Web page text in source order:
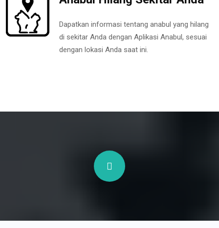
Dapatkan informasi tentang anabul yang hilang
di sekitar Anda dengan Aplikasi Anabul, sesuai
dengan lokasi Anda saat ini.